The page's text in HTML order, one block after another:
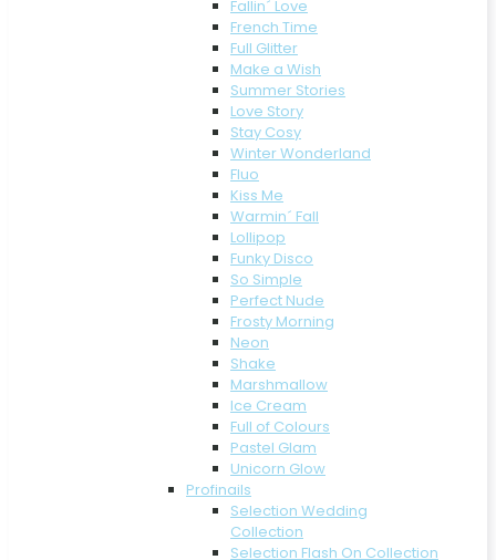
Fallin´ Love
French Time
Full Glitter
Make a Wish
Summer Stories
Love Story
Stay Cosy
Winter Wonderland
Fluo
Kiss Me
Warmin´ Fall
Lollipop
Funky Disco
So Simple
Perfect Nude
Frosty Morning
Neon
Shake
Marshmallow
Ice Cream
Full of Colours
Pastel Glam
Unicorn Glow
Profinails
Selection Wedding
Collection
Selection Flash On Collection